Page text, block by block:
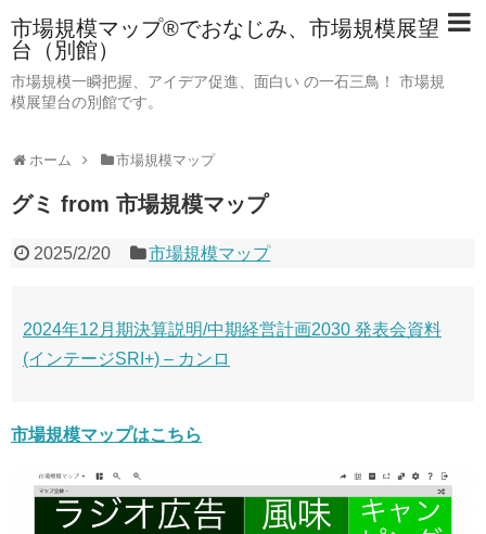
市場規模マップ®でおなじみ、市場規模展望
台（別館）
市場規模一瞬把握、アイデア促進、面白い の一石三鳥！ 市場規
模展望台の別館です。
ホーム 市場規模マップ
グミ from 市場規模マップ
2025/2/20 市場規模マップ
2024年12月期決算説明/中期経営計画2030 発表会資料
(インテージSRI+) – カンロ
市場規模マップはこちら